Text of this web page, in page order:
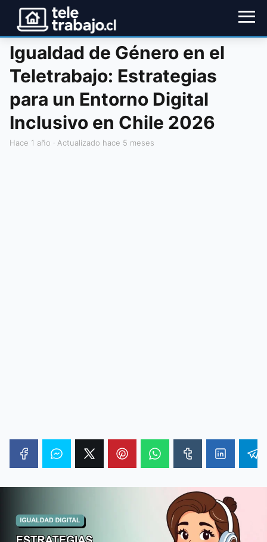
Igualdad de Género en el
Teletrabajo: Estrategias
para un Entorno Digital
Inclusivo en Chile 2026
hace 1 año · Actualizado hace 5 meses